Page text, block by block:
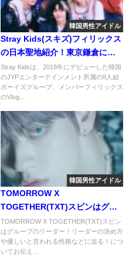
韓国男性アイドル
Stray Kids(スキズ)フィリックス
の日本聖地紹介！東京鎌倉に大
阪と東に西に沢山発見！
Stray Kidsは、2018年にデビューした韓国
のJYPエンターテインメント所属の8人組
ボーイズグループ。メンバーフィリックス
のVlog...
韓国男性アイドル
TOMORROW X
TOGETHER(TXT)スビンはグル
ープのリーダー！リーダーの決
め方や優しいと言われる性格な
どに迫る！
TOMORROW X TOGETHER(TXT)スビン
はグループのリーダー！リーダーの決め方
や優しいと言われる性格などに迫る！につ
いてお伝え...